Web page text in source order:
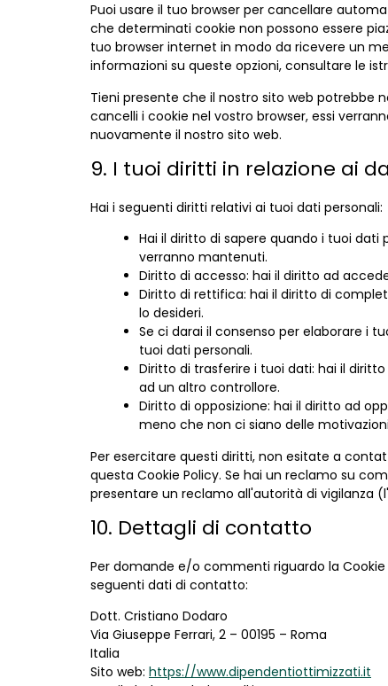
Puoi usare il tuo browser per cancellare
che determinati cookie non possono essere
tuo browser internet in modo da ricevere un
informazioni su queste opzioni, consultare le
Tieni presente che il nostro sito web potrebbe
cancelli i cookie nel vostro browser, essi
nuovamente il nostro sito web.
9. I tuoi diritti in relazione ai
Hai i seguenti diritti relativi ai tuoi dati personali:
Hai il diritto di sapere quando i tuoi dati
verranno mantenuti.
Diritto di accesso: hai il diritto ad
Diritto di rettifica: hai il diritto di
lo desideri.
Se ci darai il consenso per elaborare i
tuoi dati personali.
Diritto di trasferire i tuoi dati: hai il
ad un altro controllore.
Diritto di opposizione: hai il diritto ad
meno che non ci siano delle
Per esercitare questi diritti, non esitate a
questa Cookie Policy. Se hai un reclamo su
presentare un reclamo all'autorità di vigilanza
10. Dettagli di contatto
Per domande e/o commenti riguardo la
seguenti dati di contatto:
Dott. Cristiano Dodaro
Via Giuseppe Ferrari, 2 – 00195 – Roma
Italia
Sito web: https://www.dipendentiottimizzati.it